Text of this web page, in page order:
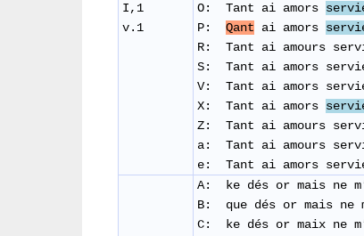
I,1
v.1
O: Tant ai amors
P: Qant ai amors
R: Tant ai amours
​S: Tant ai amors
​V: Tant ai amors servie
X: Tant ai amors
Z: Tant ai amours
a: Tant ai amours
e: Tant ai amors
A: ke dés or mais ne
B: que dés or mais ne
C: ke dés or maix ne